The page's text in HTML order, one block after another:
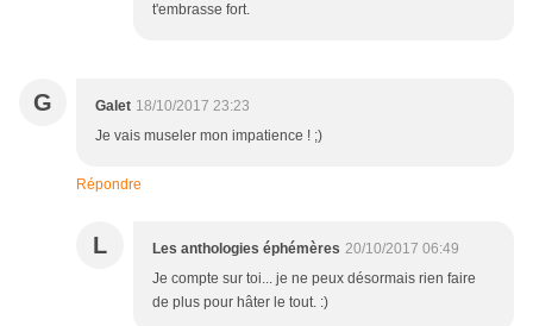
t'embrasse fort.
G Galet 18/10/2017 23:23
Je vais museler mon impatience ! ;)
Répondre
L Les anthologies éphémères 20/10/2017 06:49
Je compte sur toi... je ne peux désormais rien faire
de plus pour hâter le tout. :)